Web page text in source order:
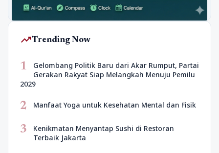
trending_upTrending Now
1
Gelombang Politik Baru dari Akar Rumput, Partai
Gerakan Rakyat Siap Melangkah Menuju Pemilu
2029
2 Manfaat Yoga untuk Kesehatan Mental dan Fisik
3
Kenikmatan Menyantap Sushi di Restoran
Terbaik Jakarta